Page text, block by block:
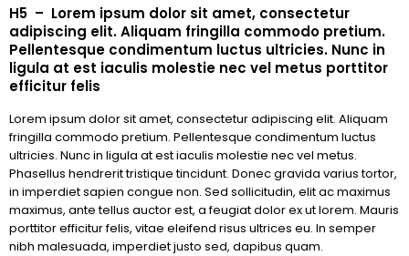
H5 – Lorem ipsum dolor sit amet, consectetur
adipiscing elit. Aliquam fringilla commodo pretium.
Pellentesque condimentum luctus ultricies. Nunc in
ligula at est iaculis molestie nec vel metus porttitor
efficitur felis
Lorem ipsum dolor sit amet, consectetur adipiscing elit. Aliquam
fringilla commodo pretium. Pellentesque condimentum luctus
ultricies. Nunc in ligula at est iaculis molestie nec vel metus.
Phasellus hendrerit tristique tincidunt. Donec gravida varius tortor,
in imperdiet sapien congue non. Sed sollicitudin, elit ac maximus
maximus, ante tellus auctor est, a feugiat dolor ex ut lorem. Mauris
porttitor efficitur felis, vitae eleifend risus ultrices eu. In semper
nibh malesuada, imperdiet justo sed, dapibus quam.